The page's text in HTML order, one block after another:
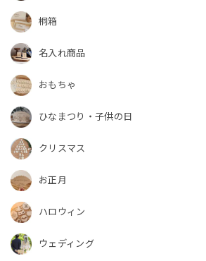
桐箱
名入れ商品
おもちゃ
ひなまつり・子供の日
クリスマス
お正月
ハロウィン
ウェディング